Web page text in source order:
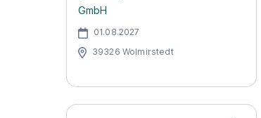
GmbH
01.08.2027
39326 Wolmirstedt